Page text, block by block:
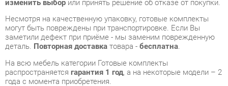
распространяетсягарантия 1 год, а на некоторые модели – 2
года с момента приобретения.
Кухонный гарнитур Любимый дом Джамис 2400 Черный
Белый камень - это качественное изделие производства
Любимый дом, соответствующее современному
государственному стандарту.